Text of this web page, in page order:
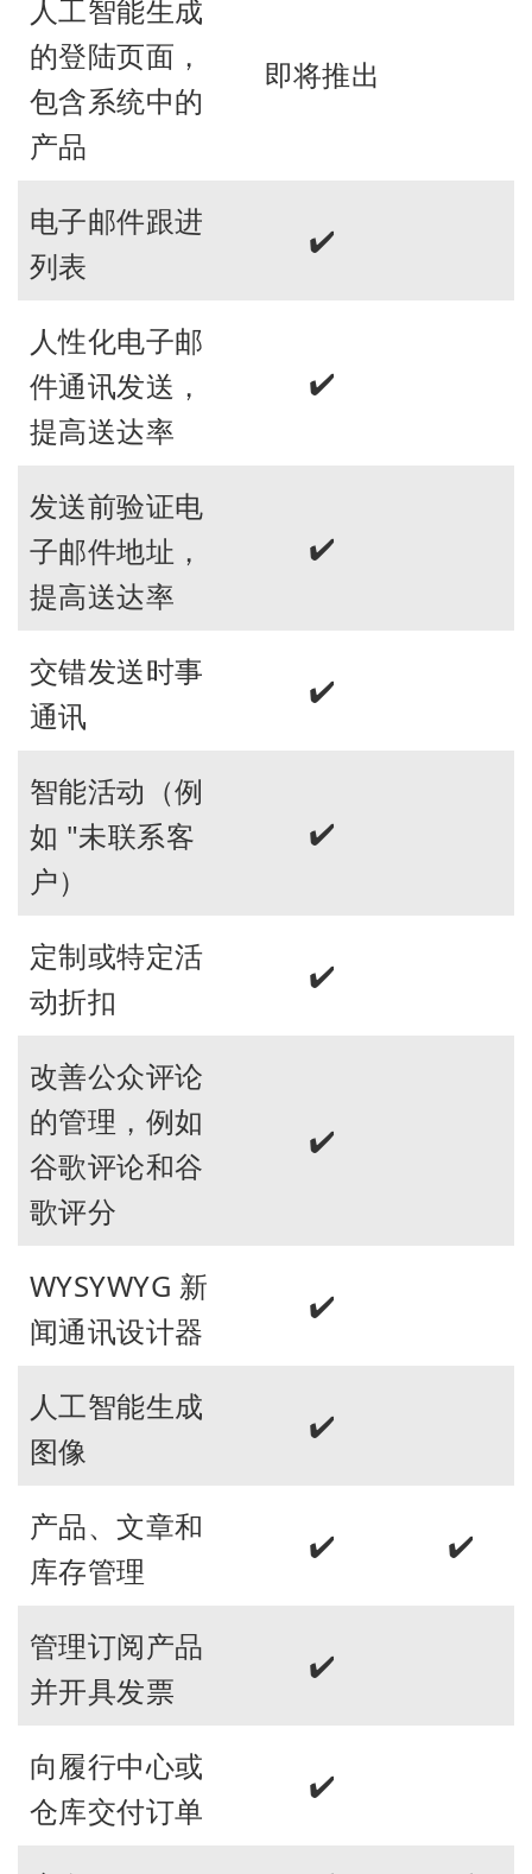
人工智能生成
的登陆页面，
包含系统中的
产品
即将推出
电子邮件跟进
列表
✔️
人性化电子邮
件通讯发送，
提高送达率
✔️
发送前验证电
子邮件地址，
提高送达率
✔️
交错发送时事
通讯
✔️
智能活动（例
如 "未联系客
户）
✔️
定制或特定活
动折扣
✔️
改善公众评论
的管理，例如
谷歌评论和谷
歌评分
✔️
WYSYWYG 新
闻通讯设计器
✔️
人工智能生成
图像
✔️
产品、文章和
库存管理
✔️ ✔️
管理订阅产品
并开具发票
✔️
向履行中心或
仓库交付订单
✔️